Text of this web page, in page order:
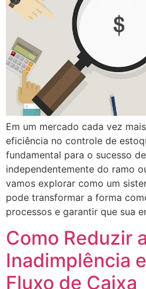
Em um mercado cada vez
eficiência no controle de
fundamental para o sucesso
independentemente do ramo
vamos explorar como um
pode transformar a forma
processos e garantir que sua
Como Reduzir a
Inadimplência
Fluxo de Caixa